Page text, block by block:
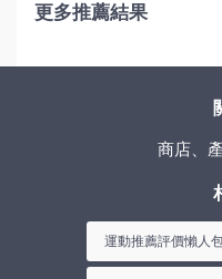
更多推薦結果
商店、
運動推薦評價懶人